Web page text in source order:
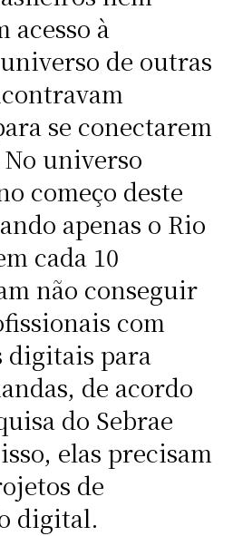
acesso à
de outras
se conectarem
universo
começo deste
apenas o Rio
cada 10
não conseguir
com
digitais para
de acordo
do Sebrae
elas precisam
de
digital.